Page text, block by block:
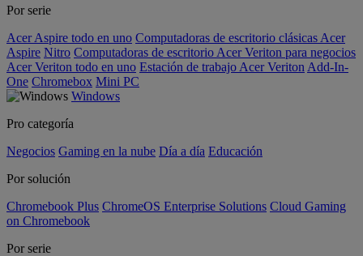
Por serie
Acer Aspire todo en uno Computadoras de escritorio clásicas Acer
Aspire Nitro Computadoras de escritorio Acer Veriton para negocios
Acer Veriton todo en uno Estación de trabajo Acer Veriton Add-In-
One Chromebox Mini PC
Windows
Pro categoría
Negocios Gaming en la nube Día a día Educación
Por solución
Chromebook Plus ChromeOS Enterprise Solutions Cloud Gaming
on Chromebook
Por serie